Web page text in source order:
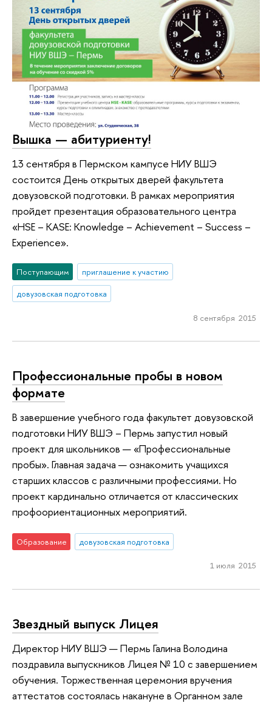
Вышка — абитуриенту!
13 сентября в Пермском кампусе НИУ ВШЭ
состоится День открытых дверей факультета
довузовской подготовки. В рамках мероприятия
пройдет презентация образовательного центра
«HSE – KASE: Knowledge – Achievement – Success –
Experience».
Поступающим
приглашение к участию
довузовская подготовка
8 сентября 2015
Профессиональные пробы в новом
формате
В завершение учебного года факультет довузовской
подготовки НИУ ВШЭ – Пермь запустил новый
проект для школьников — «Профессиональные
пробы». Главная задача — ознакомить учащихся
старших классов с различными профессиями. Но
проект кардинально отличается от классических
профоориентационных мероприятий.
Образование довузовская подготовка
1 июля 2015
Звездный выпуск Лицея
Директор НИУ ВШЭ — Пермь Галина Володина
поздравила выпускников Лицея № 10 с завершением
обучения. Торжественная церемония вручения
аттестатов состоялась накануне в Органном зале